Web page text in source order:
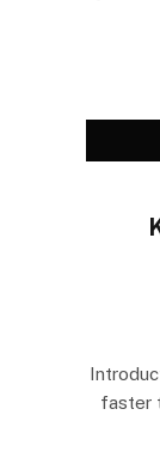
faster